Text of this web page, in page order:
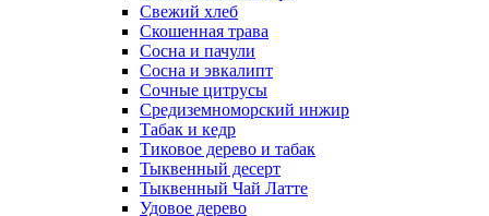
Свежий хлеб
Скошенная трава
Сосна и пачули
Сосна и эвкалипт
Сочные цитрусы
Средиземноморский инжир
Табак и кедр
Тиковое дерево и табак
Тыквенный десерт
Тыквенный Чай Латте
Удовое дерево